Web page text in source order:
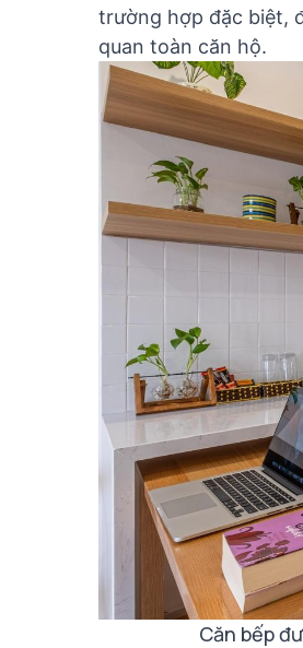
trường hợp đặc biệt,
quan toàn căn hộ.
Căn bếp